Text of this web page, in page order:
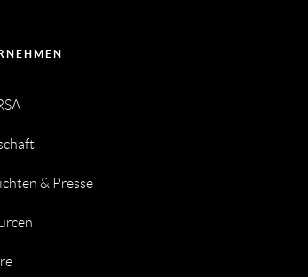
& Presse